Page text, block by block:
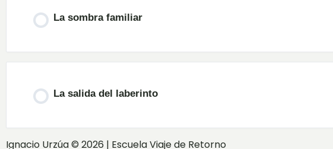
La sombra familiar
La salida del laberinto
Ignacio Urzúa © 2026 | Escuela Viaje de Retorno